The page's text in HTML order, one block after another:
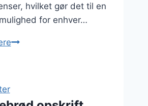
hvilket gør det til en
for enhver…
Grydebrød